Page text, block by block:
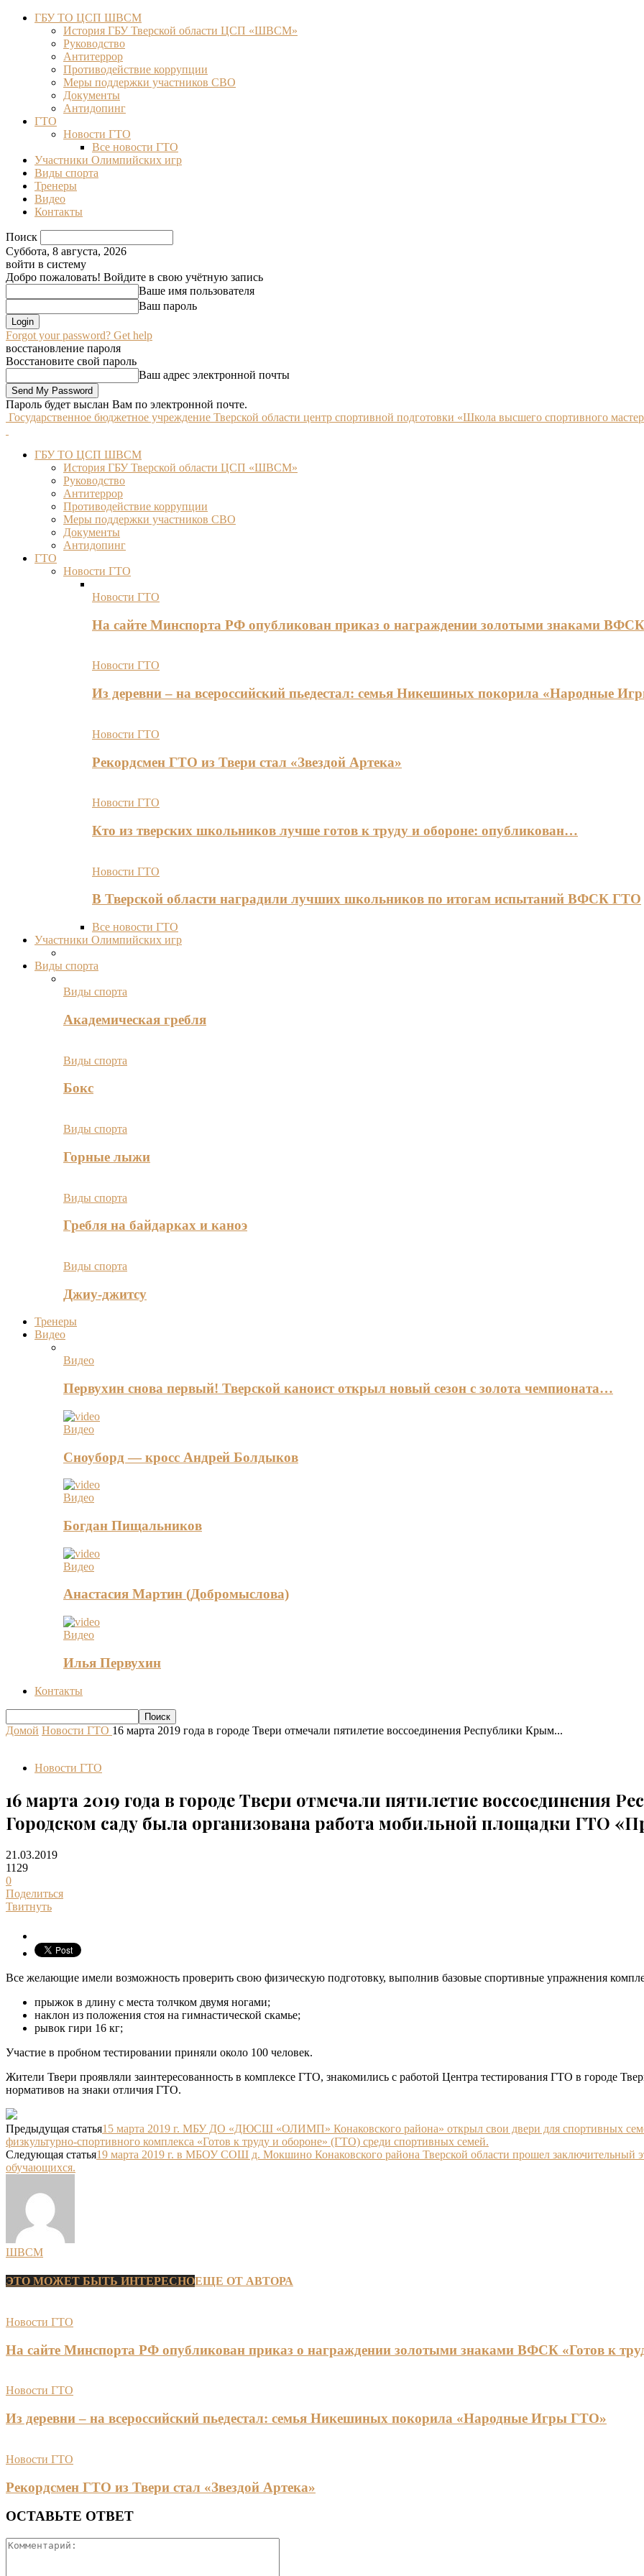
ГБУ ТО ЦСП ШВСМ
История ГБУ Тверской области ЦСП «ШВСМ»
Руководство
Антитеррор
Противодействие коррупции
Меры поддержки участников СВО
Документы
Антидопинг
ГТО
Новости ГТО
Все новости ГТО
Участники Олимпийских игр
Виды спорта
Тренеры
Видео
Контакты
Поиск
Суббота, 8 августа, 2026
войти в систему
Добро пожаловать! Войдите в свою учётную запись
Ваше имя пользователя
Ваш пароль
Forgot your password? Get help
восстановление пароля
Восстановите свой пароль
Ваш адрес электронной почты
Пароль будет выслан Вам по электронной почте.
Государственное бюджетное учреждение Тверской области центр спортивной подготовки «Школа высшего спортивного
ГБУ ТО ЦСП ШВСМ
История ГБУ Тверской области ЦСП «ШВСМ»
Руководство
Антитеррор
Противодействие коррупции
Меры поддержки участников СВО
Документы
Антидопинг
ГТО
Новости ГТО
Новости ГТО
На сайте Минспорта РФ опубликован приказ о награждении золотыми знаками
Новости ГТО
Из деревни – на всероссийский пьедестал: семья Никешиных покорила «Народные
Новости ГТО
Рекордсмен ГТО из Твери стал «Звездой Артека»
Новости ГТО
Кто из тверских школьников лучше готов к труду и обороне: опубликован…
Новости ГТО
В Тверской области наградили лучших школьников по итогам испытаний ВФСК ГТО
Все новости ГТО
Участники Олимпийских игр
Виды спорта
Виды спорта
Академическая гребля
Виды спорта
Бокс
Виды спорта
Горные лыжи
Виды спорта
Гребля на байдарках и каноэ
Виды спорта
Джиу-джитсу
Тренеры
Видео
Видео
Первухин снова первый! Тверской каноист открыл новый сезон с золота чемпионата…
Видео
Сноуборд — кросс Андрей Болдыков
Видео
Богдан Пищальников
Видео
Анастасия Мартин (Добромыслова)
Видео
Илья Первухин
Контакты
Домой Новости ГТО 16 марта 2019 года в городе Твери отмечали пятилетие воссоединения Республики Крым...
Новости ГТО
16 марта 2019 года в городе Твери отмечали пятилетие воссоединения
Городском саду была организована работа мобильной площадки ГТО
21.03.2019
1129
0
Поделиться
Твитнуть
Все желающие имели возможность проверить свою физическую подготовку, выполнив базовые спортивные упражнения
прыжок в длину с места толчком двумя ногами;
наклон из положения стоя на гимнастической скамье;
рывок гири 16 кг;
Участие в пробном тестировании приняли около 100 человек.
Жители Твери проявляли заинтересованность в комплексе ГТО, знакомились с работой Центра тестирования ГТО в городе
нормативов на знаки отличия ГТО.
Предыдущая статья15 марта 2019 г. МБУ ДО «ДЮСШ «ОЛИМП» Конаковского района» открыл свои двери для спортивных
физкультурно-спортивного комплекса «Готов к труду и обороне» (ГТО) среди спортивных семей.
Следующая статья19 марта 2019 г. в МБОУ СОШ д. Мокшино Конаковского района Тверской области прошел
обучающихся.
ШВСМ
ЭТО МОЖЕТ БЫТЬ ИНТЕРЕСНОЕЩЕ ОТ АВТОРА
Новости ГТО
На сайте Минспорта РФ опубликован приказ о награждении золотыми знаками ВФСК «Готов к
Новости ГТО
Из деревни – на всероссийский пьедестал: семья Никешиных покорила «Народные Игры ГТО»
Новости ГТО
Рекордсмен ГТО из Твери стал «Звездой Артека»
ОСТАВЬТЕ ОТВЕТ